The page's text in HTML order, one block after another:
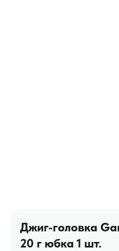
Джиг-головка
20 г юбка 1 шт.